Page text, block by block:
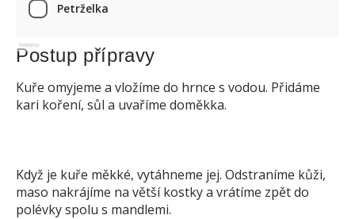
Petrželka
Reklama
Postup přípravy
Kuře omyjeme a vložíme do hrnce s vodou. Přidáme
kari koření, sůl a uvaříme doměkka.
Když je kuře měkké, vytáhneme jej. Odstraníme kůži,
maso nakrájíme na větší kostky a vrátíme zpět do
polévky spolu s mandlemi.